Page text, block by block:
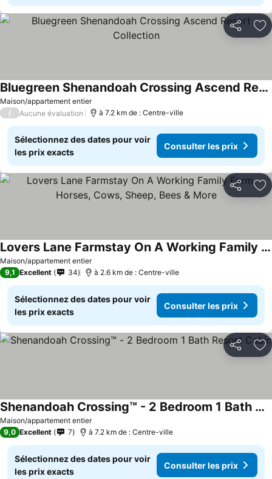
Partager
Maison/appartement entier
Bluegreen Shenandoah Crossing Ascend Resort Collection
Consulter les prix
/ Aucune évaluation à 7.2 km de : Centre-ville
Sélectionnez des dates pour voir
les prix exacts
Consulter les prix
Partager
Maison/appartement entier
Lovers Lane Farmstay On A Working Family Farm. Horses, Cows, Sheep, Bees & More
Consulter les prix
9,1 Excellent 34 à 2.6 km de : Centre-ville
Sélectionnez des dates pour voir
les prix exacts
Consulter les prix
Partager
Maison/appartement entier
Shenandoah Crossing™ - 2 Bedroom 1 Bath Resort Cabin
Consulter les prix
9,0 Excellent 7 à 7.2 km de : Centre-ville
Sélectionnez des dates pour voir
les prix exacts
Consulter les prix